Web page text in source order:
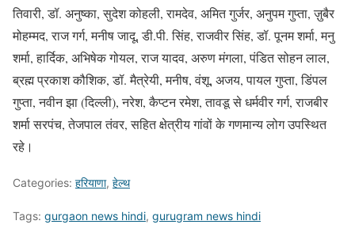
तिवारी, डॉ. अनुष्का, सुदेश कोहली, रामदेव, अमित गुर्जर, अनुपम गुप्ता, ज़ुबैर
मोहम्मद, राज गर्ग, मनीष जादू, डी.पी. सिंह, राजवीर सिंह, डॉ. पूनम शर्मा, मनु
शर्मा, हार्दिक, अभिषेक गोयल, राज यादव, अरुण मंगला, पंडित सोहन लाल,
ब्रह्म प्रकाश कौशिक, डॉ. मैत्रेयी, मनीष, वंशू, अजय, पायल गुप्ता, डिंपल
गुप्ता, नवीन झा (दिल्ली), नरेश, कैप्टन रमेश, तावडू से धर्मवीर गर्ग, राजबीर
शर्मा सरपंच, तेजपाल तंवर, सहित क्षेत्रीय गांवों के गणमान्य लोग उपस्थित
रहे।
Categories: हरियाणा, हेल्थ
Tags: gurgaon news hindi, gurugram news hindi